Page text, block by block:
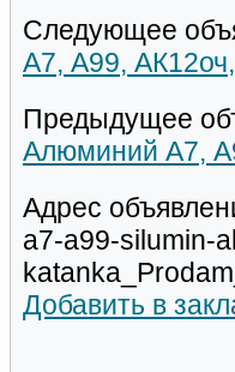
Следующее
А7, А99,
Предыдущее
Алюминий А7,
Адрес
a7-a99-silumin-
Добавить в